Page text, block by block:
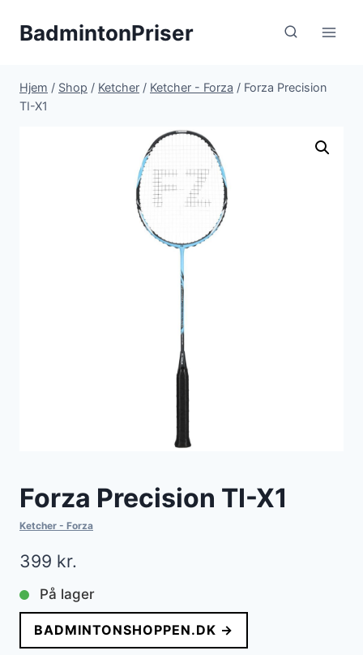
BadmintonPriser
Hjem / Shop / Ketcher / Ketcher - Forza / Forza Precision
TI-X1
Forza Precision TI-X1
Ketcher - Forza
399 kr.
På lager
BADMINTONSHOPPEN.DK →